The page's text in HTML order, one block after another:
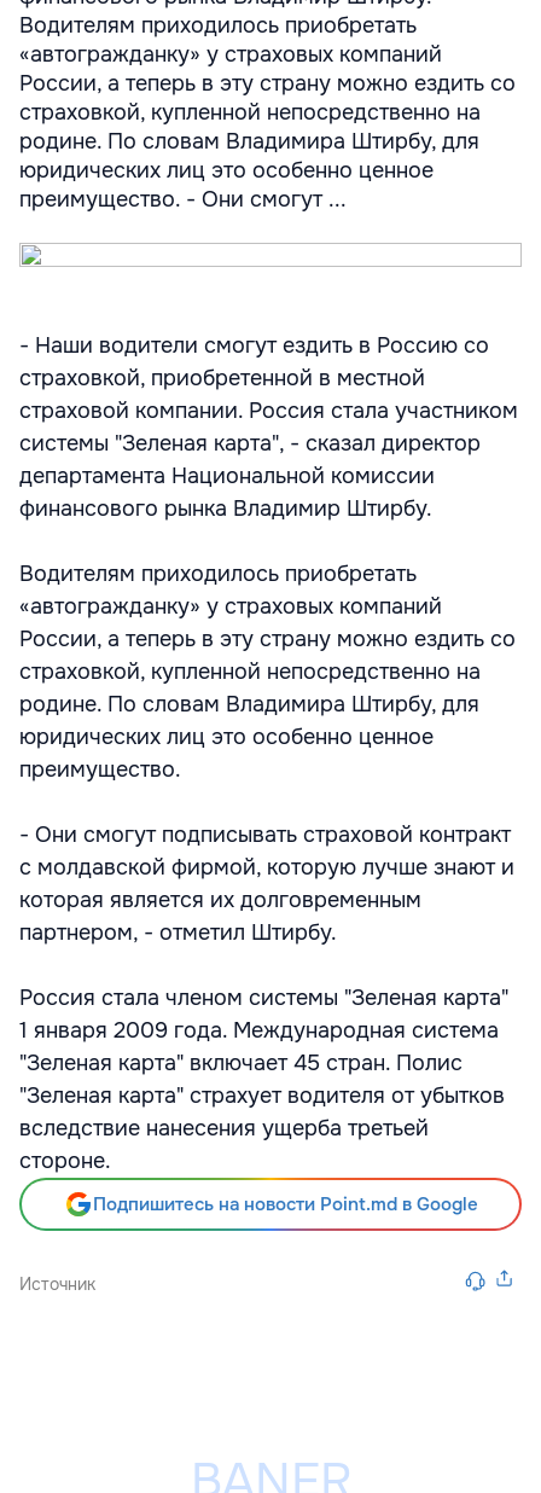
Водителям приходилось приобретать
«автогражданку» у страховых компаний
России, а теперь в эту страну можно ездить со
страховкой, купленной непосредственно на
родине. По словам Владимира Штирбу, для
юридических лиц это особенно ценное
преимущество. - Они смогут ...
- Наши водители смогут ездить в Россию со
страховкой, приобретенной в местной
страховой компании. Россия стала участником
системы "Зеленая карта", - сказал директор
департамента Национальной комиссии
финансового рынка Владимир Штирбу.
Водителям приходилось приобретать
«автогражданку» у страховых компаний
России, а теперь в эту страну можно ездить со
страховкой, купленной непосредственно на
родине. По словам Владимира Штирбу, для
юридических лиц это особенно ценное
преимущество.
- Они смогут подписывать страховой контракт
с молдавской фирмой, которую лучше знают и
которая является их долговременным
партнером, - отметил Штирбу.
Россия стала членом системы "Зеленая карта"
1 января 2009 года. Международная система
"Зеленая карта" включает 45 стран. Полис
"Зеленая карта" страхует водителя от убытков
вследствие нанесения ущерба третьей
стороне.
Подпишитесь на новости Point.md в Google
Источник